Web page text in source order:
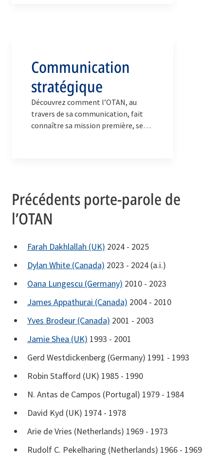
l’entreprise OTAN.
Communication
stratégique
Découvrez comment l’OTAN, au
travers de sa communication, fait
connaître sa mission première, ses
Précédents porte-parole de
l’OTAN
Farah Dakhlallah (UK) 2024 - 2025
Dylan White (Canada) 2023 - 2024 (a.i.)
Oana Lungescu (Germany) 2010 - 2023
James Appathurai (Canada) 2004 - 2010
Yves Brodeur (Canada) 2001 - 2003
Jamie Shea (UK) 1993 - 2001
Gerd Westdickenberg (Germany) 1991 - 1993
Robin Stafford (UK) 1985 - 1990
N. Antas de Campos (Portugal) 1979 - 1984
David Kyd (UK) 1974 - 1978
Arie de Vries (Netherlands) 1969 - 1973
Rudolf C. Pekelharing (Netherlands) 1966 - 1969